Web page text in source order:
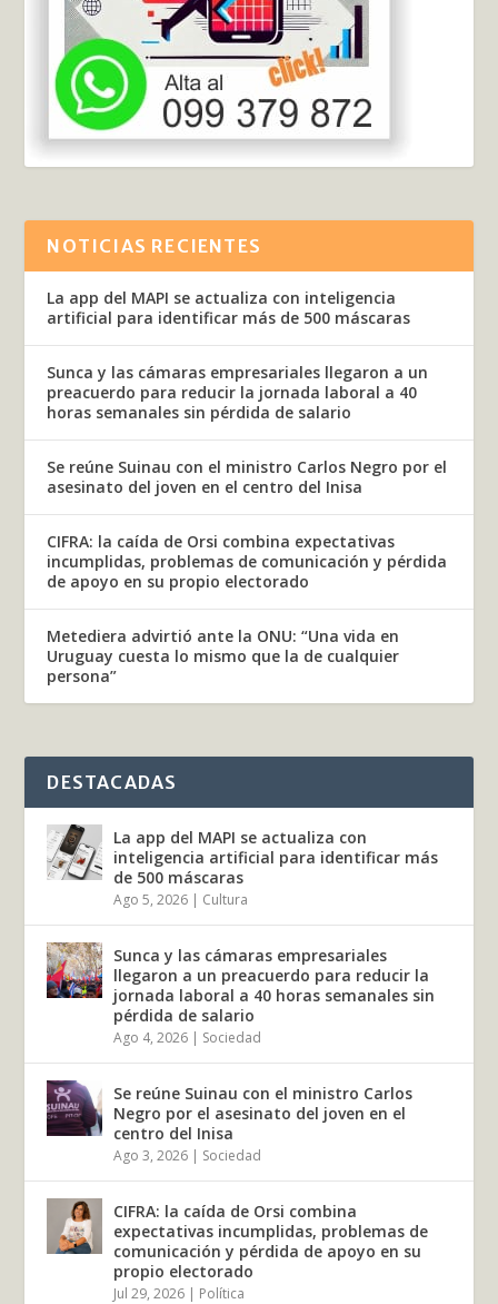
NOTICIAS RECIENTES
La app del MAPI se actualiza con inteligencia
artificial para identificar más de 500 máscaras
Sunca y las cámaras empresariales llegaron a un
preacuerdo para reducir la jornada laboral a 40
horas semanales sin pérdida de salario
Se reúne Suinau con el ministro Carlos Negro por el
asesinato del joven en el centro del Inisa
CIFRA: la caída de Orsi combina expectativas
incumplidas, problemas de comunicación y pérdida
de apoyo en su propio electorado
Metediera advirtió ante la ONU: “Una vida en
Uruguay cuesta lo mismo que la de cualquier
persona”
DESTACADAS
La app del MAPI se actualiza con
inteligencia artificial para identificar más
de 500 máscaras
Ago 5, 2026 | Cultura
Sunca y las cámaras empresariales
llegaron a un preacuerdo para reducir la
jornada laboral a 40 horas semanales sin
pérdida de salario
Ago 4, 2026 | Sociedad
Se reúne Suinau con el ministro Carlos
Negro por el asesinato del joven en el
centro del Inisa
Ago 3, 2026 | Sociedad
CIFRA: la caída de Orsi combina
expectativas incumplidas, problemas de
comunicación y pérdida de apoyo en su
propio electorado
Jul 29, 2026 | Política